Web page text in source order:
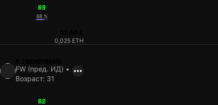
69
68 %
0,025 ETH
FW (пред. ИД) •
Возраст: 31
62